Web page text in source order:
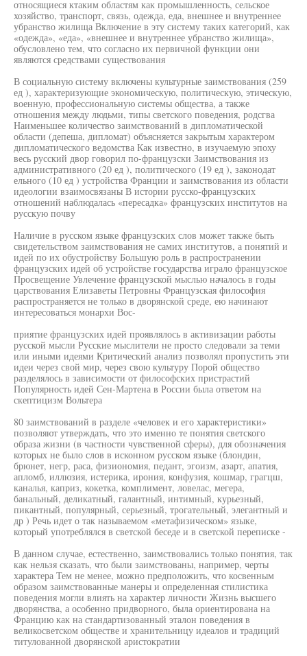
относящиеся ктаким областям как промышленность, сельское
хозяйство, транспорт, связь, одежда, еда, внешнее и внутреннее
убранство жилища Включение в эту систему таких категорий, как
«одежда», «еда», «внешнее и внутреннее убранство жилища»,
обусловлено тем, что согласно их первичной функции они
являются средствами существования
В социальную систему включены культурные заимствования (259
ед ), характеризующие экономическую, политическую, этическую,
военную, профессиональную системы общества, а также
отношения между людьми, типы светского поведения, родсгва
Наименьшее количество заимствований в дипломатической
области (депеша, дипломат) объясняется закрытым характером
дипломатического ведомства Как известно, в изучаемую эпоху
весь русский двор говорил по-французски Заимствования из
административного (20 ед ), политического (19 ед ), законодат
ельного (10 ед ) устройства Франции и заимствования из области
идеологии взаимосвязаны В истории русско-французских
отношений наблюдалась «пересадка» французских институтов на
русскую почву
Наличие в русском языке французских слов может также быть
свидетельством заимствования не самих институтов, а понятий и
идей по их обустройству Большую роль в распространении
французских идей об устройстве государства играло французское
Просвещение Увлечение французской мыслью началось в годы
царствования Елизаветы Петровны Французская философия
распространяется не только в дворянской среде, ею начинают
интересоваться монархи Вос-
приятие французских идей проявлялось в активизации работы
русской мысли Русские мыслители не просто следовали за теми
или иными идеями Критический анализ позволял пропустить эти
идеи через свой мир, через свою культуру Порой общество
разделялось в зависимости от философских пристрастий
Популярность идей Сен-Мартена в России была ответом на
скептицизм Вольтера
80 заимствований в разделе «человек и его характеристики»
позволяют утверждать, что это именно те понятия светского
образа жизни (в частности чувственной сферы), для обозначения
которых не было слов в исконном русском языке (блондин,
брюнет, негр, раса, физиономия, педант, эгоизм, азарт, апатия,
апломб, иллюзия, истерика, ирония, конфузия, кошмар, грагцш,
каналья, каприз, кокетка, комплимент, ловелас, мегера,
банальный, деликатный, галантный, интимный, курьезный,
пикантный, популярный, серьезный, трогательный, элегантный и
др ) Речь идет о так называемом «метафизическом» языке,
который употреблялся в светской беседе и в светской переписке -
В данном случае, естественно, заимствовались только понятия, так
как нельзя сказать, что были заимствованы, например, черты
характера Тем не менее, можно предположить, что косвенным
образом заимствованные манеры и определенная стилистика
поведения могли влиять на характер личности Жизнь высшего
дворянства, а особенно придворного, была ориентирована на
Францию как на стандартизованный эталон поведения в
великосветском обществе и хранительницу идеалов и традиций
титулованной дворянской аристократии